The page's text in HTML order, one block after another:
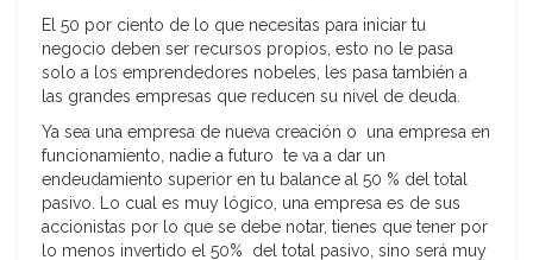
El 50 por ciento de lo que necesitas para iniciar tu
negocio deben ser recursos propios, esto no le pasa
solo a los emprendedores nobeles, les pasa también a
las grandes empresas que reducen su nivel de deuda.
Ya sea una empresa de nueva creación o una empresa en
funcionamiento, nadie a futuro te va a dar un
endeudamiento superior en tu balance al 50 % del total
pasivo. Lo cual es muy lógico, una empresa es de sus
accionistas por lo que se debe notar, tienes que tener por
lo menos invertido el 50% del total pasivo, sino será muy